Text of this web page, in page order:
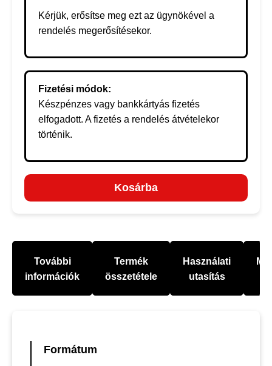
Kérjük, erősítse meg ezt az ügynökével a
rendelés megerősítésekor.
Fizetési módok:
Készpénzes vagy bankkártyás fizetés
elfogadott. A fizetés a rendelés átvételekor
történik.
Kosárba
További
információk
Termék
összetétele
Használati
utasítás
Formátum